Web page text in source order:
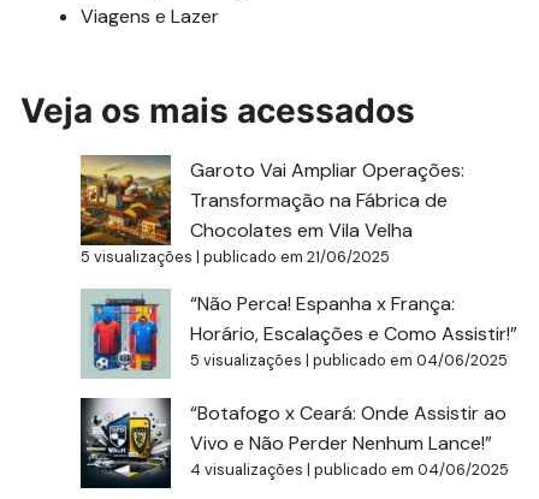
Viagens e Lazer
Veja os mais acessados
Garoto Vai Ampliar Operações:
Transformação na Fábrica de
Chocolates em Vila Velha
5 visualizações |publicado em 21/06/2025
“Não Perca! Espanha x França:
Horário, Escalações e Como Assistir!”
5 visualizações |publicado em 04/06/2025
“Botafogo x Ceará: Onde Assistir ao
Vivo e Não Perder Nenhum Lance!”
4 visualizações |publicado em 04/06/2025